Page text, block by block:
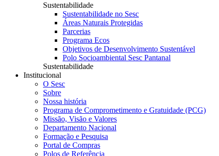
Sustentabilidade
Sustentabilidade no Sesc
Áreas Naturais Protegidas
Parcerias
Programa Ecos
Objetivos de Desenvolvimento Sustentável
Polo Socioambiental Sesc Pantanal
Sustentabilidade
Institucional
O Sesc
Sobre
Nossa história
Programa de Comprometimento e Gratuidade (PCG)
Missão, Visão e Valores
Departamento Nacional
Formação e Pesquisa
Portal de Compras
Polos de Referência